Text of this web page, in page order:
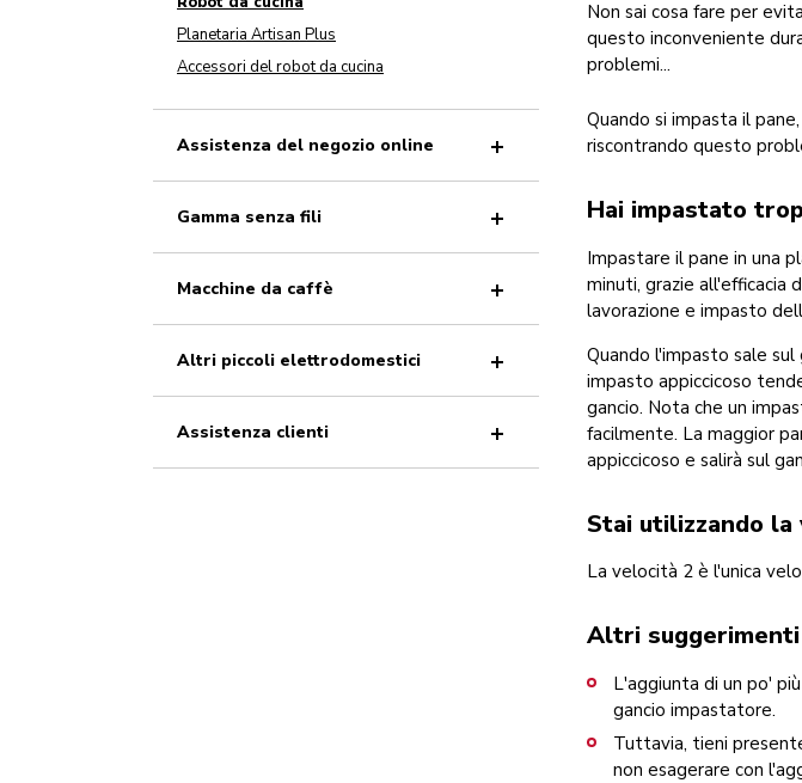
Non sai cosa fare per
questo inconveniente
problemi...
Quando si impasta il
riscontrando questo
Hai impastato
Impastare il pane in una
minuti, grazie all'efficacia
lavorazione e impasto
Quando l'impasto sale
impasto appiccicoso
gancio. Nota che un
facilmente. La maggior
appiccicoso e salirà sul
Stai utilizzando la
La velocità 2 è l'unica
Altri
L'aggiunta di un po'
gancio impastatore.
Tuttavia, tieni
non esagerare con
Planetaria Artisan Plus
Accessori del robot da cucina
Assistenza del negozio online
Gamma senza fili
Macchine da caffè
Altri piccoli elettrodomestici
Assistenza clienti